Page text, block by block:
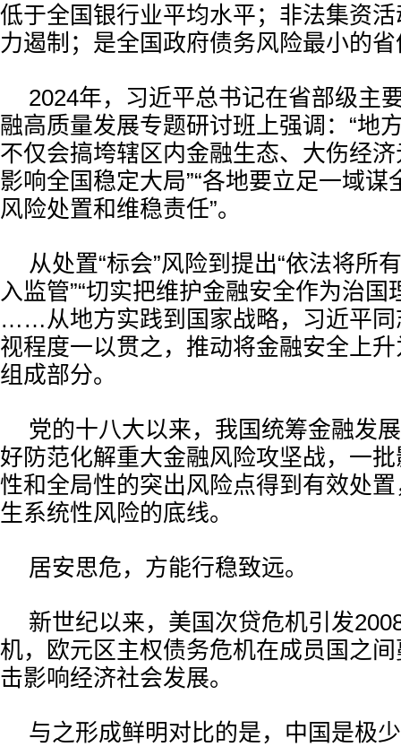
低于全国银行业平均水平；非法集资
力遏制；是全国政府债务风险最小的
2024年，习近平总书记在省部级主
融高质量发展专题研讨班上强调：“地
不仅会搞垮辖区内金融生态、大伤经
影响全国稳定大局”“各地要立足一域谋
风险处置和维稳责任”。
从处置“标会”风险到提出“依法将所
入监管”“切实把维护金融安全作为治国
……从地方实践到国家战略，习近平同
视程度一以贯之，推动将金融安全上
组成部分。
党的十八大以来，我国统筹金融发
好防范化解重大金融风险攻坚战，一
性和全局性的突出风险点得到有效处
生系统性风险的底线。
居安思危，方能行稳致远。
新世纪以来，美国次贷危机引发
机，欧元区主权债务危机在成员国之
击影响经济社会发展。
与之形成鲜明对比的是，中国是极